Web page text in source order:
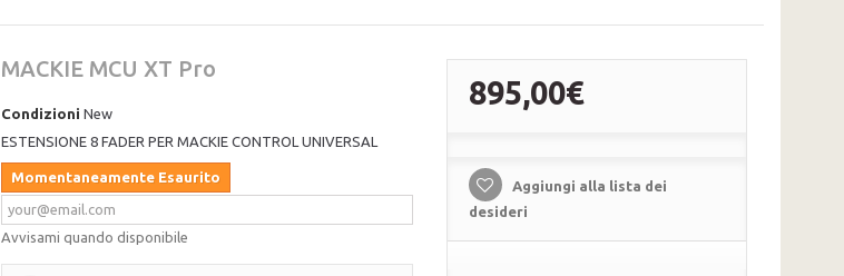
MACKIE MCU XT Pro
Condizioni New
ESTENSIONE 8 FADER PER MACKIE CONTROL UNIVERSAL
Momentaneamente Esaurito
Avvisami quando disponibile
895,00€
Aggiungi alla lista dei
desideri